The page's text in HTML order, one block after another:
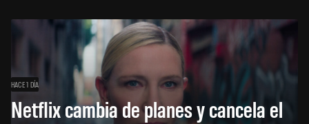
HACE 1 DÍA
Netflix cambia de planes y cancela el